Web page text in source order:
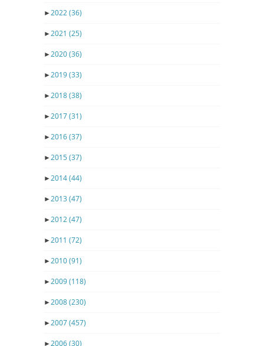
►2022(36)
►2021 (25)
►2020(36)
►2019(33)
►2018(38)
►2017(31)
►2016(37)
►2015(37)
►2014(44)
►2013 (47)
►2012(47)
►2011 (72)
►2010(91)
►2009(118)
►2008(230)
►2007(457)
►2006(30)